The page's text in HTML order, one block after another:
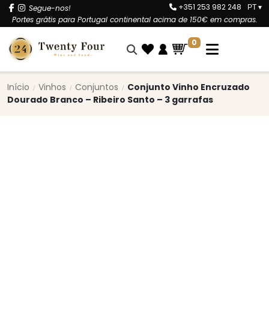
Segue-nos!
Portes grátis para Portugal continental acima de 150€ em compras.
+351 253 982 248 PT ▾
0
Início Vinhos Conjuntos
Conjunto Vinho Encruzado
Dourado Branco – Ribeiro Santo – 3 garrafas